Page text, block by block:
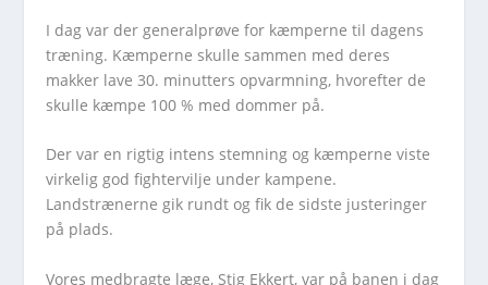
I dag var der generalprøve for kæmperne til dagens
træning. Kæmperne skulle sammen med deres
makker lave 30. minutters opvarmning, hvorefter de
skulle kæmpe 100 % med dommer på.
Der var en rigtig intens stemning og kæmperne viste
virkelig god fightervilje under kampene.
Landstrænerne gik rundt og fik de sidste justeringer
på plads.
Vores medbragte læge, Stig Ekkert, var på banen i dag